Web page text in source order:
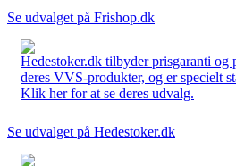
Se udvalget på Frishop.dk
Hedestoker.dk tilbyder prisgaranti og
deres VVS-produkter, og er specielt
Klik her for at se deres udvalg.
Se udvalget på Hedestoker.dk